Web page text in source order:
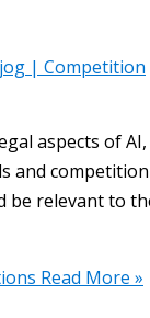
| Competition
aspects of
relevant to
Read More »